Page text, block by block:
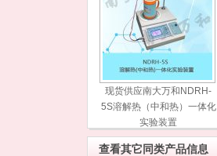
现货供应南大万和NDRH-
5S溶解热（中和热）一体化
实验装置
查看其它同类产品信息